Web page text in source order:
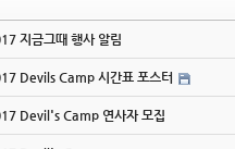
지금그때 행사 알림
Devils Camp 시간표 포스터
Devil's Camp 연사자 모집